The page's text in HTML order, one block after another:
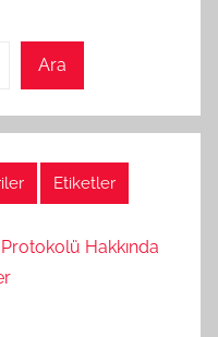
Ara
Etiketler
Hakkında